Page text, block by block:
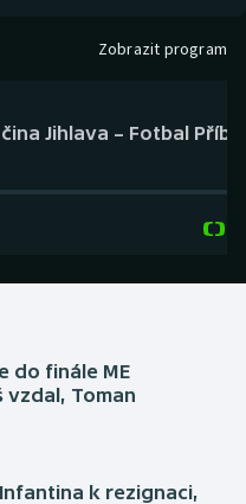
Zobrazit program
Jihlava – Fotbal
do finále ME
vzdal, Toman
k rezignaci,